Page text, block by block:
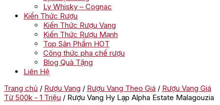
Ly Whisky – Cognac
Kiến Thức Rượu
Kiến Thức Rượu Vang
Kiến Thức Rượu Mạnh
Top Sản Phẩm HOT
Công thức pha chế rượu
Blog Quà Tặng
Liên Hệ
Trang chủ / Rượu Vang / Rượu Vang Theo Giá / Rượu Vang Giá
Từ 500k - 1 Triệu / Rượu Vang Hy Lạp Alpha Estate Malagouzia